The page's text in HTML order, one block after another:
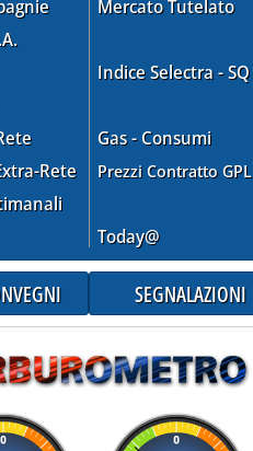
Rete
Mercato Tutelato
Indice Selectra - SQ
Gas - Consumi
Prezzi Contratto GPL
Today@
SEGNALAZIONI